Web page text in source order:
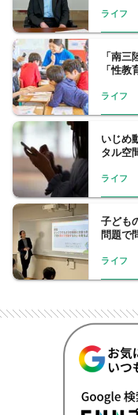
研
庫
テ
支
ノ
機
て
ライフ
「南
「性
ライフ
いじめ
タル空
ライフ
子ども
問題で
ライフ